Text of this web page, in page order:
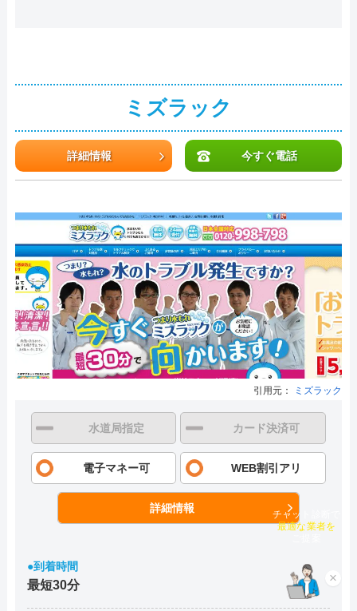
ミズラック
詳細情報 今すぐ電話
引用元： ミズラック
水道局指定 カード決済可
電子マネー可 WEB割引アリ
詳細情報
●到着時間
最短30分 ×
チャット診断で
最適な業者を